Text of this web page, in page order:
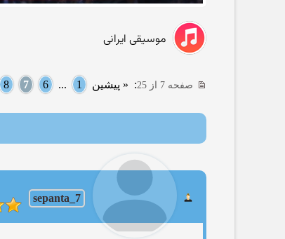
موسیقی ایرانی
صفحه 7 از 25 : « پیشین 1
...
6
7
8
sepanta_7